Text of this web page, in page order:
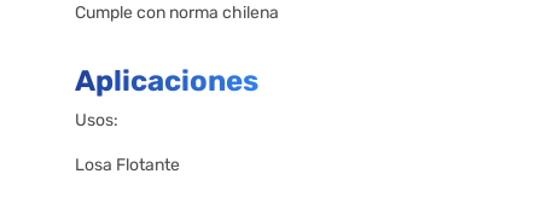
Cumple con norma chilena
Aplicaciones
Usos:
Losa Flotante